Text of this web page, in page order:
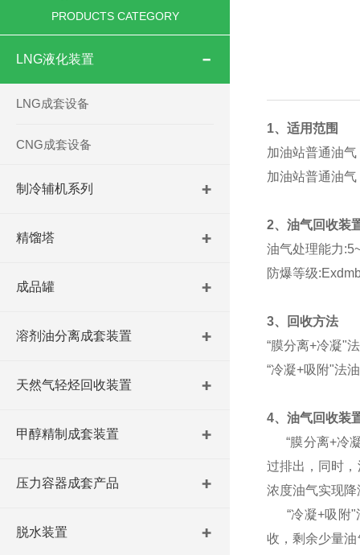
PRODUCTS CATEGORY
LNG液化装置
LNG成套设备
CNG成套设备
制冷辅机系列
精馏塔
成品罐
溶剂油分离成套装置
天然气轻烃回收装置
甲醇精制成套装置
压力容器成套产品
脱水装置
1、适用范围
加油站普通油
加油站普通油
2、油气回收装
油气处理能力
防爆等级
3、回收方法
“膜分离+冷凝"
“冷凝+吸附"法
4、油气回收装
“膜分离+冷凝
过排出，同时
浓度油气实现
“冷凝+吸附"
收，剩余少量